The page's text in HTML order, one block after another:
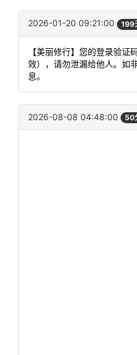
2026-01-20 09:21:00 199
【美丽修行】您的登录验
效），请勿泄漏给他人。如
息。
2026-08-08 04:48:00 50